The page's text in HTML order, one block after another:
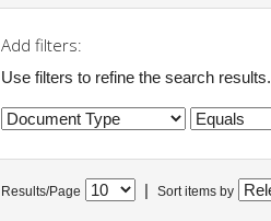
Add filters:
Use filters to refine the search results.
Results/Page Sort items by